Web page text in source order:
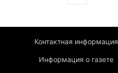
Контактная информация
Информация о газете